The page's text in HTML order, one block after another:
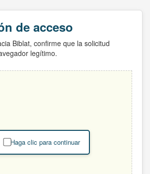
de acceso
Biblat, confirme que la solicitud
legítimo.
Haga clic para continuar